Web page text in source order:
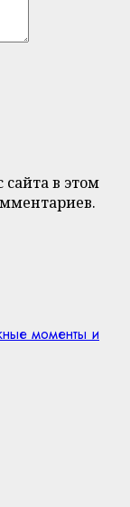
в этом
моменты и